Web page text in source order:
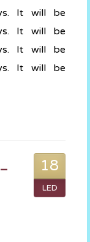
It will be
It will be
It will be
It will be
18
LED